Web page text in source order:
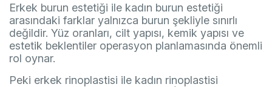
Erkek burun estetiği ile kadın burun estetiği
arasındaki farklar yalnızca burun şekliyle sınırlı
değildir. Yüz oranları, cilt yapısı, kemik yapısı ve
estetik beklentiler operasyon planlamasında önemli
rol oynar.
Peki erkek rinoplastisi ile kadın rinoplastisi